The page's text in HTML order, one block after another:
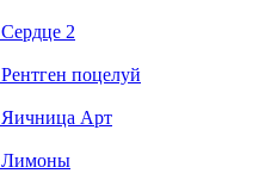
Сердце 2
Рентген поцелуй
Яичница Арт
Лимоны